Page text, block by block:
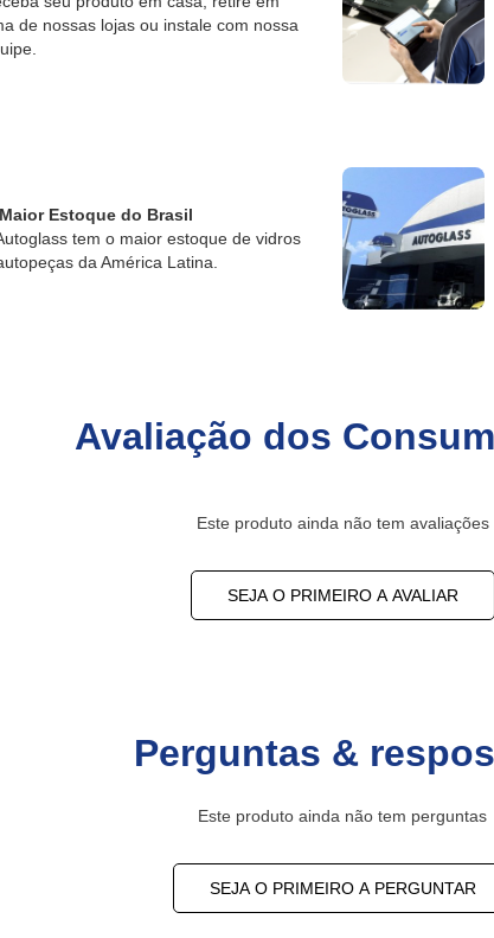
de nossas lojas ou instale com nossa
Estoque do Brasil
tem o maior estoque de vidros
da América Latina.
Avaliação dos
Este produto ainda não tem avaliações
SEJA O PRIMEIRO A AVALIAR
Perguntas &
Este produto ainda não tem perguntas
SEJA O PRIMEIRO A PERGUNTAR